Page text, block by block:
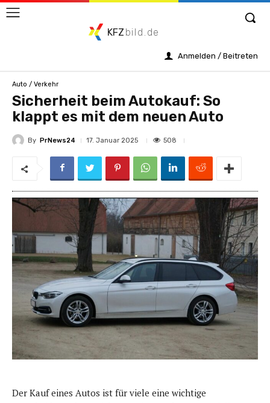
KFZ bild.de
Anmelden / Beitreten
Auto / Verkehr
Sicherheit beim Autokauf: So
klappt es mit dem neuen Auto
By PrNews24 17. Januar 2025 508
Der Kauf eines Autos ist für viele eine wichtige